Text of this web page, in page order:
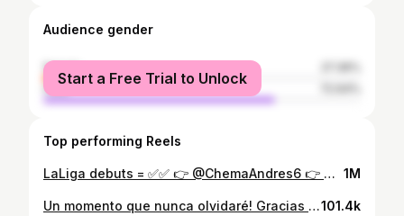
Audience gender
female
male
Start a Free Trial to Unlock
Top performing Reels
LaLiga debuts = ✅✅ 👉 @ChemaAndres6 👉 @Lorenzo2Aguado #LaFábrica 1M
Un momento que nunca olvidaré! Gracias por todo leyenda!🔟✨101.4k